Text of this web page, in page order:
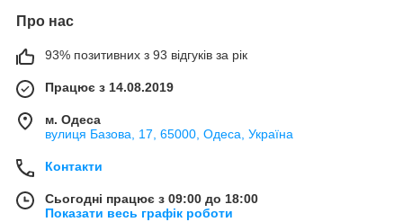
Про нас
93% позитивних з 93 відгуків за рік
Працює з 14.08.2019
м. Одеса
вулиця Базова, 17, 65000, Одеса, Україна
Контакти
Сьогодні працює з 09:00 до 18:00
Показати весь графік роботи